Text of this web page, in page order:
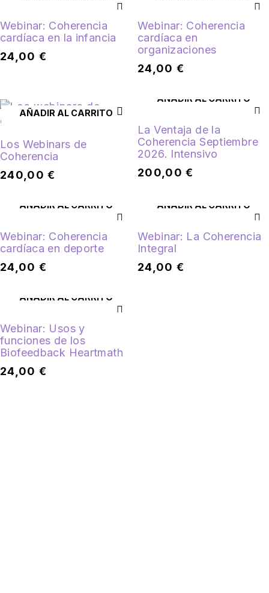
Webinar: Coherencia
cardíaca en la infancia
24,00€
Webinar: Coherencia
cardíaca en
organizaciones
24,00€
AÑADIR AL CARRITO
Los Webinars de
Coherencia
240,00€
AÑADIR AL CARRITO
La Ventaja de la
Coherencia Septiembre
2026. Intensivo
200,00€
AÑADIR AL CARRITO
Webinar: Coherencia
cardíaca en deporte
24,00€
AÑADIR AL CARRITO
Webinar: La Coherencia
Integral
24,00€
AÑADIR AL CARRITO
Webinar: Usos y
funciones de los
Biofeedback Heartmath
24,00€